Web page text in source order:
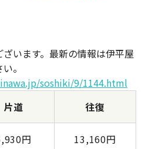
います。最新の情報は伊平屋
。
soshiki/9/1144.html
片道 往復
円 13,160円